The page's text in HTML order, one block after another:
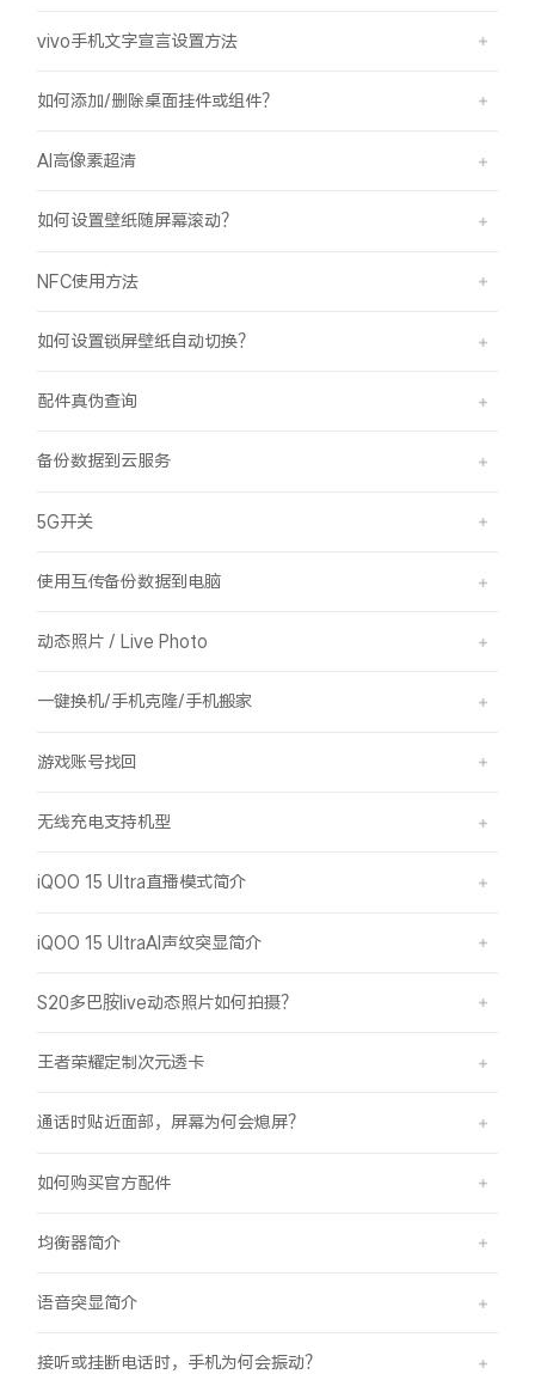
vivo手机文字宣言设置方法
如何添加/删除桌面挂件或组件？
AI高像素超清
如何设置壁纸随屏幕滚动？
NFC使用方法
如何设置锁屏壁纸自动切换？
配件真伪查询
备份数据到云服务
5G开关
使用互传备份数据到电脑
动态照片 / Live Photo
一键换机/手机克隆/手机搬家
游戏账号找回
无线充电支持机型
iQOO 15 Ultra直播模式简介
iQOO 15 UltraAI声纹突显简介
S20多巴胺live动态照片如何拍摄？
王者荣耀定制次元透卡
通话时贴近面部，屏幕为何会熄屏？
如何购买官方配件
均衡器简介
语音突显简介
接听或挂断电话时，手机为何会振动？